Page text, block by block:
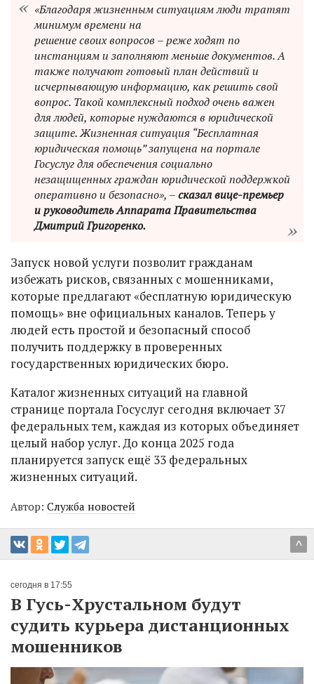
«Благодаря жизненным ситуациям люди тратят
минимум времени на
решение своих вопросов – реже ходят по
инстанциям и заполняют меньше документов. А
также получают готовый план действий и
исчерпывающую информацию, как решить свой
вопрос. Такой комплексный подход очень важен
для людей, которые нуждаются в юридической
защите. Жизненная ситуация “Бесплатная
юридическая помощь” запущена на портале
Госуслуг для обеспечения социально
незащищенных граждан юридической поддержкой
оперативно и безопасно», –сказал вице-премьер
и руководитель Аппарата Правительства
Дмитрий Григоренко.
Запуск новой услуги позволит гражданам
избежать рисков, связанных с мошенниками,
которые предлагают «бесплатную юридическую
помощь» вне официальных каналов. Теперь у
людей есть простой и безопасный способ
получить поддержку в проверенных
государственных юридических бюро.
Каталог жизненных ситуаций на главной
странице портала Госуслуг сегодня включает 37
федеральных тем, каждая из которых объединяет
целый набор услуг. До конца 2025 года
планируется запуск ещё 33 федеральных
жизненных ситуаций.
Автор: Служба новостей
^
сегодня в 17:55
В Гусь-Хрустальном будут
судить курьера дистанционных
мошенников